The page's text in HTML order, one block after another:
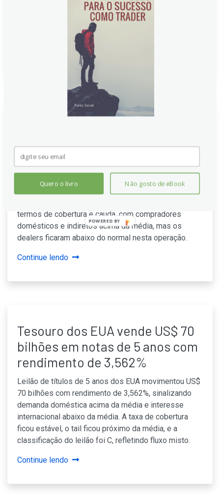
compradores institucionais, com impacto quase
neutro nos mercados globais de ações, câmbio e
commodities para investidores atentos ao risco.
bilhões em títulos de 10 anos
com rendimento de 4,175%
O Tesouro dos EUA captou 39 bilhões de dólares com
títulos de 10 anos, oferecendo rendimento de 4,175%.
termos de cobertura e cauda, com compradores
domésticos e indiretos acima da média, mas os
dealers ficaram abaixo do normal nesta operação.
Continue lendo
Tesouro dos EUA vende US$ 70
bilhões em notas de 5 anos com
rendimento de 3,562%
Leilão de títulos de 5 anos dos EUA movimentou US$
70 bilhões com rendimento de 3,562%, sinalizando
demanda doméstica acima da média e interesse
internacional abaixo da média. A taxa de cobertura
ficou estável, o tail ficou próximo da média, e a
classificação do leilão foi C, refletindo fluxo misto.
Continue lendo
Quero o livro Não gosto de eBook
POWERED BY